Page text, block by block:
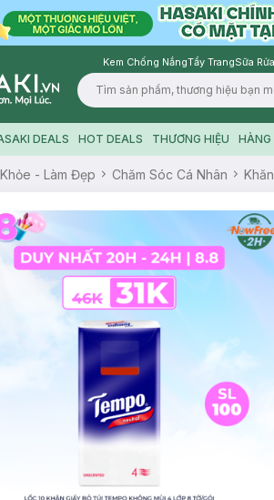
Kem Chống NắngTẩy TrangSữa
DEALS HOT DEALS THƯƠNG HIỆU HÀNG
- Làm Đẹp Chăm Sóc Cá Nhân